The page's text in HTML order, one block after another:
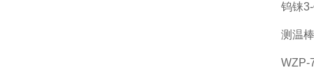
钨铼
测温
WZP-